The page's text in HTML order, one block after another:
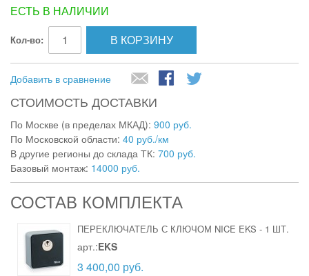
ЕСТЬ В НАЛИЧИИ
Кол-во: В КОРЗИНУ
Добавить в сравнение
СТОИМОСТЬ ДОСТАВКИ
По Москве (в пределах МКАД): 900 руб.
По Московской области: 40 руб./км
В другие регионы до склада ТК: 700 руб.
Базовый монтаж: 14000 руб.
СОСТАВ КОМПЛЕКТА
ПЕРЕКЛЮЧАТЕЛЬ С КЛЮЧОМ NICE EKS - 1 ШТ.
арт.:EKS
3 400,00 руб.